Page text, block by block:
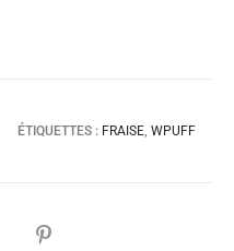
ÉTIQUETTES : FRAISE, WPUFF